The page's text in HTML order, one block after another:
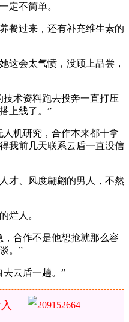
定不简单。
餐过来，还有补充维生素的
这会太气愤，没顾上品尝，
术资料跑去投奔一直打压
上线了。”
机研究，合作本来都十拿
我前几天联系云盾一直没信
才、风度翩翩的男人，不然
烂人。
合作不是他想抢就那么容
。”
去云盾一趟。”